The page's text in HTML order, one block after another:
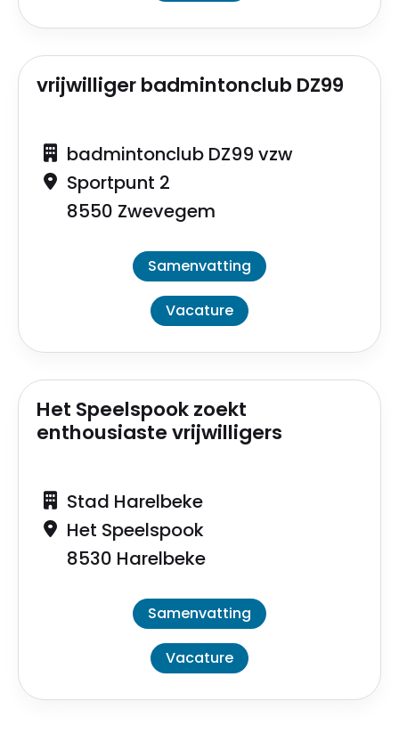
vrijwilliger badmintonclub DZ99
badmintonclub DZ99 vzw
Sportpunt 2
8550 Zwevegem
Samenvatting
Vacature
Het Speelspook zoekt
enthousiaste vrijwilligers
Stad Harelbeke
Het Speelspook
8530 Harelbeke
Samenvatting
Vacature